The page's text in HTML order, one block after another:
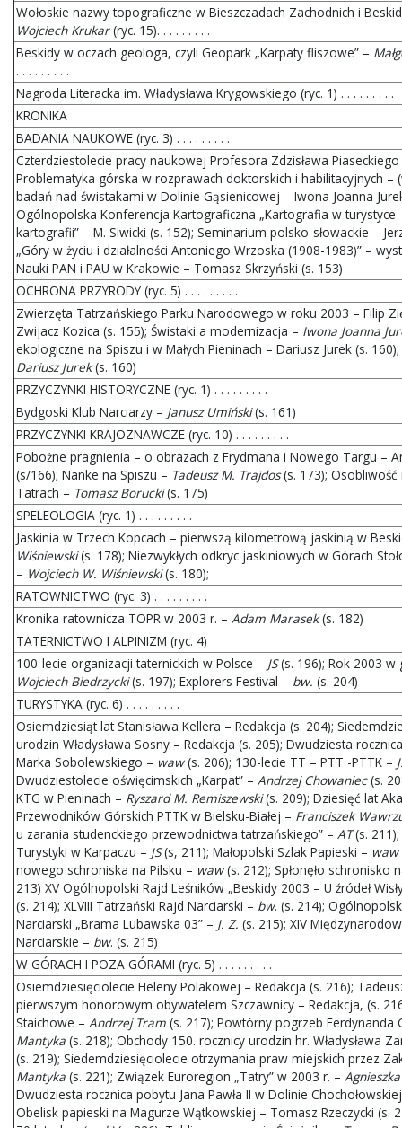
Wołoskie nazwy topograficzne w Bieszczadach Zachodnich i
Wojciech Krukar(ryc. 15). . . . . . . . .
Beskidy w oczach geologa, czyli Geopark „Karpaty fliszowe” –
. . . . . . . . .
Nagroda Literacka im. Władysława Krygowskiego (ryc. 1) . . . . . . . . .
KRONIKA
BADANIA NAUKOWE (ryc. 3) . . . . . . . . .
Czterdziestolecie pracy naukowej Profesora Zdzisława Piaseckiego
Problematyka górska w rozprawach doktorskich i habilitacyjnych –
badań nad świstakami w Dolinie Gąsienicowej – Iwona Joanna
Ogólnopolska Konferencja Kartograficzna „Kartografia w turystyce
kartografii” – M. Siwicki (s. 152); Seminarium polsko-słowackie –
„Góry w życiu i działalności Antoniego Wrzoska (1908-1983)” –
Nauki PAN i PAU w Krakowie – Tomasz Skrzyński (s. 153)
OCHRONA PRZYRODY (ryc. 5) . . . . . . . . .
Zwierzęta Tatrzańskiego Parku Narodowego w roku 2003 – Filip
Zwijacz Kozica (s. 155); Świstaki a modernizacja – Iwona Joanna
ekologiczne na Spiszu i w Małych Pieninach – Dariusz Jurek (s.
Dariusz Jurek(s. 160)
PRZYCZYNKI HISTORYCZNE (ryc. 1) . . . . . . . . .
Bydgoski Klub Narciarzy – Janusz Umiński(s. 161)
PRZYCZYNKI KRAJOZNAWCZE (ryc. 10) . . . . . . . . .
Pobożne pragnienia – o obrazach z Frydmana i Nowego Targu –
(s/166); Nanke na Spiszu – Tadeusz M. Trajdos(s. 173);
Tatrach – Tomasz Borucki(s. 175)
SPELEOLOGIA (ryc. 1) . . . . . . . . .
Jaskinia w Trzech Kopcach – pierwszą kilometrową jaskinią w
Wiśniewski(s. 178); Niezwykłych odkryc jaskiniowych w Górach
– Wojciech W. Wiśniewski(s. 180);
RATOWNICTWO (ryc. 3) . . . . . . . . .
Kronika ratownicza TOPR w 2003 r. – Adam Marasek(s. 182)
TATERNICTWO I ALPINIZM (ryc. 4)
100-lecie organizacji taternickich w Polsce – JS(s. 196); Rok 2003 w
Wojciech Biedrzycki(s. 197); Explorers Festival – bw. (s. 204)
TURYSTYKA (ryc. 6) . . . . . . . . .
Osiemdziesiąt lat Stanisława Kellera – Redakcja (s. 204);
urodzin Władysława Sosny – Redakcja (s. 205); Dwudziesta
Marka Sobolewskiego – waw(s. 206); 130-lecie TT – PTT -PTTK –
Dwudziestolecie oświęcimskich „Karpat” – Andrzej Chowaniec(s.
KTG w Pieninach – Ryszard M. Remiszewski(s. 209); Dziesięć lat
Przewodników Górskich PTTK w Bielsku-Białej – Franciszek
u zarania studenckiego przewodnictwa tatrzańskiego” – AT(s.
Turystyki w Karpaczu – JS(s, 211); Małopolski Szlak Papieski – waw
nowego schroniska na Pilsku – waw(s. 212); Spłonęło schronisko
213) XV Ogólnopolski Rajd Leśników „Beskidy 2003 – U źródeł
(s. 214); XLVIII Tatrzański Rajd Narciarski – bw. (s. 214);
Narciarski „Brama Lubawska 03” – J. Z. (s. 215); XIV
Narciarskie – bw. (s. 215)
W GÓRACH I POZA GÓRAMI (ryc. 5) . . . . . . . . .
Osiemdziesięciolecie Heleny Polakowej – Redakcja (s. 216);
pierwszym honorowym obywatelem Szczawnicy – Redakcja, (s.
Staichowe – Andrzej Tram (s. 217); Powtórny pogrzeb Ferdynanda
Mantyka (s. 218); Obchody 150. rocznicy urodzin hr. Władysława
(s. 219); Siedemdziesięciolecie otrzymania praw miejskich przez
Mantyka (s. 221); Związek Euroregion „Tatry” w 2003 r. –
Dwudziesta rocznica pobytu Jana Pawła II w Dolinie
Obelisk papieski na Magurze Wątkowskiej – Tomasz Rzeczycki (s.